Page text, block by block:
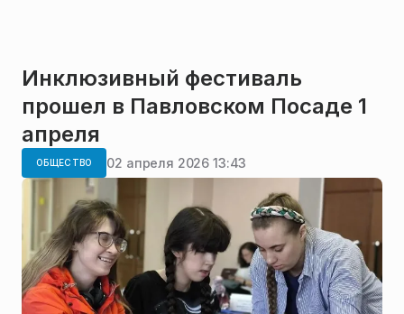
Инклюзивный фестиваль
прошел в Павловском Посаде 1
апреля
ОБЩЕСТВО 02 апреля 2026 13:43